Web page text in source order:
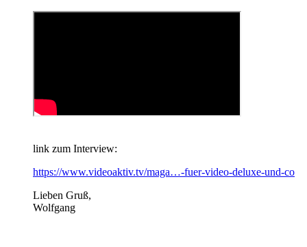
link zum Interview:
https://www.videoaktiv.tv/maga…-fuer-video-deluxe-und-co
Lieben Gruß,
Wolfgang